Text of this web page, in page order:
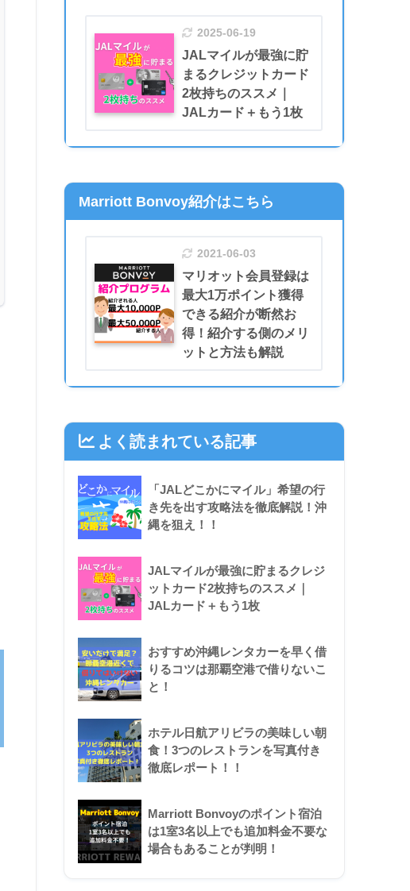
2025-06-19
JALマイルが最強に貯
まるクレジットカード
2枚持ちのススメ｜
JALカード＋もう1枚
Marriott Bonvoy紹介はこちら
2021-06-03
マリオット会員登録は
最大1万ポイント獲得
できる紹介が断然お
得！紹介する側のメリ
ットと方法も解説
よく読まれている記事
「JALどこかにマイル」希望の行
き先を出す攻略法を徹底解説！沖
縄を狙え！！
JALマイルが最強に貯まるクレジ
ットカード2枚持ちのススメ｜
JALカード＋もう1枚
おすすめ沖縄レンタカーを早く借
りるコツは那覇空港で借りないこ
と！
ホテル日航アリビラの美味しい朝
食！3つのレストランを写真付き
徹底レポート！！
Marriott Bonvoyのポイント宿泊
は1室3名以上でも追加料金不要な
場合もあることが判明！